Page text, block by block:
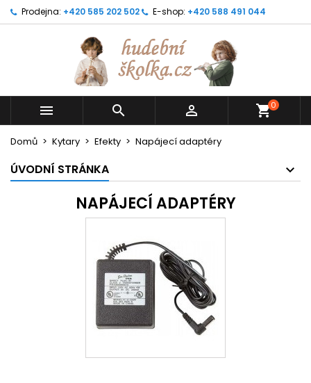
Prodejna: +420 585 202 502 E-shop: +420 588 491 044
   shopping_cart0
Domů Kytary Efekty Napájecí adaptéry
ÚVODNÍ STRÁNKA
NAPÁJECÍ ADAPTÉRY